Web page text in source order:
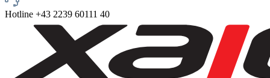
Hotline +43 2239 60111 40